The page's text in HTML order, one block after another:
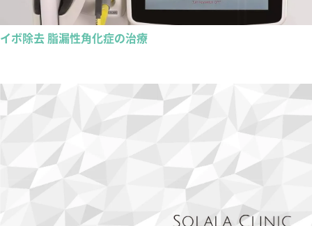
イボ除去 脂漏性角化症の治療